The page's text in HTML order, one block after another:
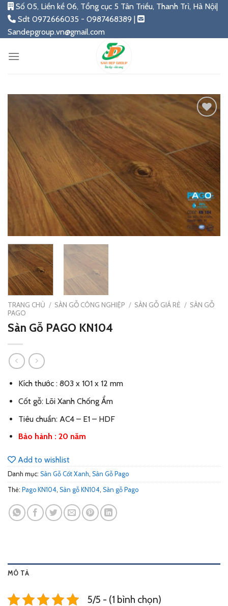
Skip
content
Số 05, Liền kề 06, Tổng cục 5 Tân Triều, Thanh Trì, Hà Nội|
Sdt 0972666035 - 0987468389 |
Sandepgroup.vn@gmail.com
to
wishlist
TRANG CHỦ / SÀN GỖ CÔNG NGHIỆP / SÀN GỖ GIÁ RẺ / SÀN GỖ
PAGO
Sàn Gỗ PAGO KN104
Kích thước : 803 x 101 x 12 mm
Cốt gỗ: Lõi Xanh Chống Ẩm
Tiêu chuẩn: AC4 – E1 – HDF
Bảo hành : 20 năm
Add to wishlist
Danh mục: Sàn Gỗ Cốt Xanh, Sàn Gỗ Pago
Thẻ: Pago KN104, Sàn gỗ KN104, Sàn gỗ Pago
MÔ TẢ
5/5 - (1 bình chọn)